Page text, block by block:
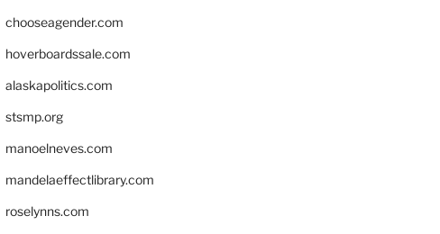
chooseagender.com
hoverboardssale.com
alaskapolitics.com
stsmp.org
manoelneves.com
mandelaeffectlibrary.com
roselynns.com